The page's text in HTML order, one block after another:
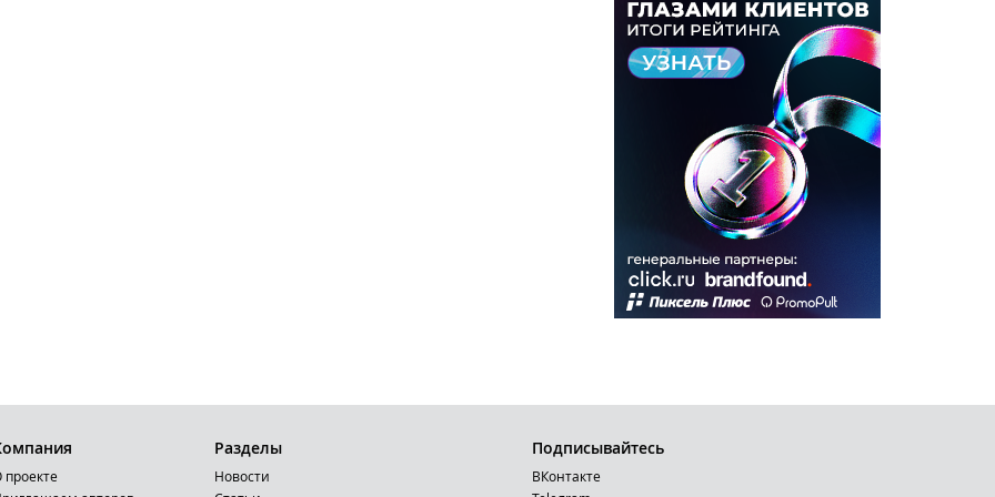
проекте
Разделы
Новости
Подписывайтесь
ВКонтакте